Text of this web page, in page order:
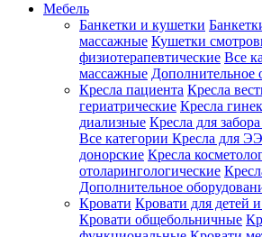
Мебель
Банкетки и кушетки
массажные Кушетки
физиотерапевтические Все
массажные Дополнительное
Кресла пациента Кресла
гериатрические Кресла
диализные Кресла для
Все категории Кресла для
донорские Кресла
отоларингологические
Дополнительное
Кровати Кровати для детей
Кровати общебольничные